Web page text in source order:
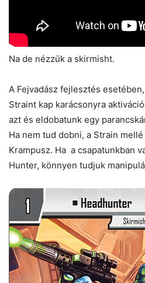
Na de nézzük a skirmisht.
A Fejvadász fejlesztés
Straint kap karácsonyra
azt és eldobatunk egy
Ha nem tud dobni, a Strain
Krampusz. Ha a csapatunkban
Hunter, könnyen tudjuk